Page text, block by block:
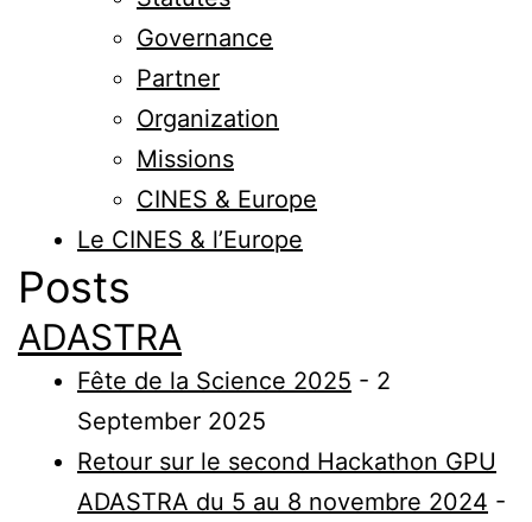
Governance
Partner
Organization
Missions
CINES & Europe
Le CINES & l’Europe
Posts
ADASTRA
Fête de la Science 2025 - 2
September 2025
Retour sur le second Hackathon GPU
ADASTRA du 5 au 8 novembre 2024 -